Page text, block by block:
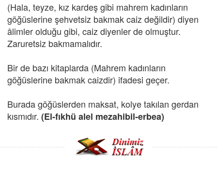
(Hala, teyze, kız kardeş gibi mahrem kadınların
göğüslerine şehvetsiz bakmak caiz değildir) diyen
âlimler olduğu gibi, caiz diyenler de olmuştur.
Zaruretsiz bakmamalıdır.
Bir de bazı kitaplarda (Mahrem kadınların
göğüslerine bakmak caizdir) ifadesi geçer.
Burada göğüslerden maksat, kolye takılan gerdan
kısmıdır. (El-fıkhü alel mezahibil-erbea)